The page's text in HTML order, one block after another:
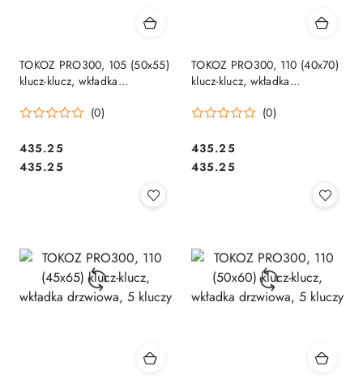
TOKOZ PRO300, 105 (50x55)
klucz-klucz, wkładka
(0)
Cena:
435.25
Cena:
435.25
TOKOZ PRO300, 110 (40x70)
klucz-klucz, wkładka
(0)
Cena:
435.25
Cena:
435.25